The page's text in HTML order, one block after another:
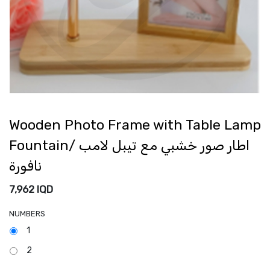
Wooden Photo Frame with Table Lamp
Fountain/ اطار صور خشبي مع تيبل لامب
نافورة
7,962 IQD
NUMBERS
1
2